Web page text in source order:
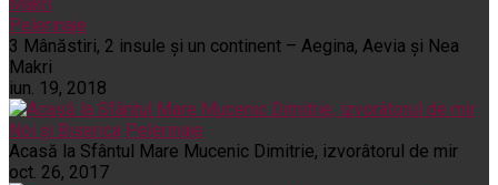
Pelerinaje
3 Mânăstiri, 2 insule și un continent – Aegina, Aevia și Nea
Makri
iun. 19, 2018
Noi și Biserica Pelerinaje
Acasă la Sfântul Mare Mucenic Dimitrie, izvorâtorul de mir
oct. 26, 2017